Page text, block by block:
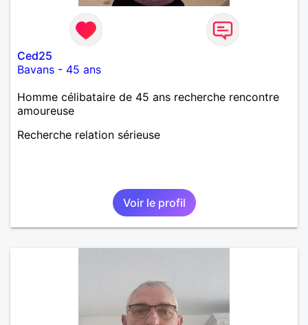
Ced25
Bavans - 45 ans
Homme célibataire de 45 ans recherche rencontre
amoureuse
Recherche relation sérieuse
Voir le profil